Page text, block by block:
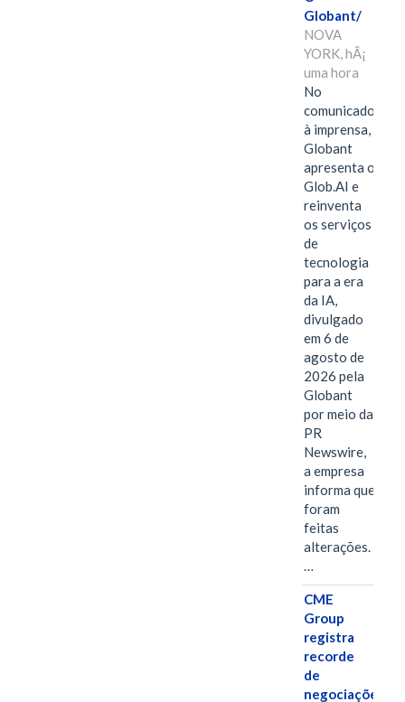
Globant/
NOVA
YORK, hÃ¡
uma hora
No
comunicado
à imprensa,
Globant
apresenta o
Glob.AI e
reinventa
os serviços
de
tecnologia
para a era
da IA,
divulgado
em 6 de
agosto de
2026 pela
Globant
por meio da
PR
Newswire,
a empresa
informa que
foram
feitas
alterações.
…
CME
Group
registra
recorde
de
negociações